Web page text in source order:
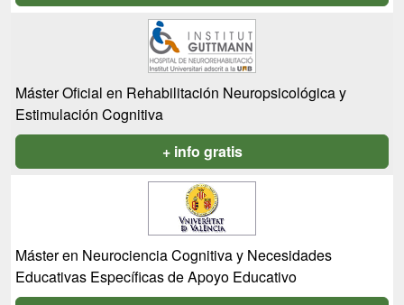
Máster Oficial en Rehabilitación Neuropsicológica y
Estimulación Cognitiva
+ info gratis
Máster en Neurociencia Cognitiva y Necesidades
Educativas Específicas de Apoyo Educativo